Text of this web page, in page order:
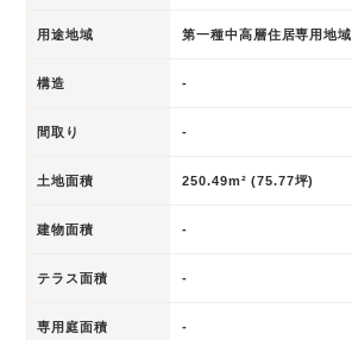
用途地域 第一種中高層住居専用地域
構造 -
間取り -
土地面積 250.49m² (75.77坪)
建物面積 -
テラス面積 -
専用庭面積 -